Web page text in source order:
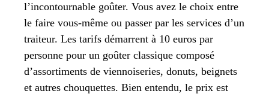
l’incontournable goûter. Vous avez le choix entre
le faire vous-même ou passer par les services d’un
traiteur. Les tarifs démarrent à 10 euros par
personne pour un goûter classique composé
d’assortiments de viennoiseries, donuts, beignets
et autres chouquettes. Bien entendu, le prix est